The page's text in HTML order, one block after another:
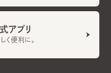
アプリ
く便利に。